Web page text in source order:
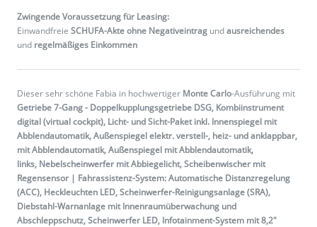
Zwingende Voraussetzung für Leasing:
Einwandfreie SCHUFA-Akte ohne Negativeintrag undausreichendes
und regelmäßiges Einkommen
Dieser sehr schöne Fabia in hochwertiger Monte Carlo-Ausführung mit
Getriebe 7-Gang - Doppelkupplungsgetriebe DSG, Kombiinstrument
digital (virtual cockpit), Licht- und Sicht-Paket inkl. Innenspiegel mit
Abblendautomatik, Außenspiegel elektr. verstell-, heiz- und anklappbar,
mit Abblendautomatik, Außenspiegel mit Abblendautomatik,
links, Nebelscheinwerfer mit Abbiegelicht, Scheibenwischer mit
Regensensor | Fahrassistenz-System: Automatische Distanzregelung
(ACC), Heckleuchten LED, Scheinwerfer-Reinigungsanlage (SRA),
Diebstahl-Warnanlage mit Innenraumüberwachung und
Abschleppschutz, Scheinwerfer LED, Infotainment-System mit 8,2"